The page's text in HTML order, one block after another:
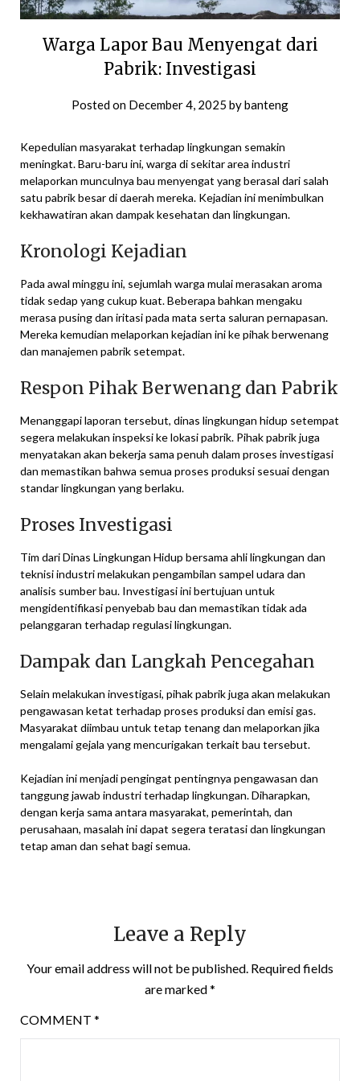
Warga Lapor Bau Menyengat dari
Pabrik: Investigasi
Posted on December 4, 2025 bybanteng
Kepedulian masyarakat terhadap lingkungan semakin
meningkat. Baru-baru ini, warga di sekitar area industri
melaporkan munculnya bau menyengat yang berasal dari salah
satu pabrik besar di daerah mereka. Kejadian ini menimbulkan
kekhawatiran akan dampak kesehatan dan lingkungan.
Kronologi Kejadian
Pada awal minggu ini, sejumlah warga mulai merasakan aroma
tidak sedap yang cukup kuat. Beberapa bahkan mengaku
merasa pusing dan iritasi pada mata serta saluran pernapasan.
Mereka kemudian melaporkan kejadian ini ke pihak berwenang
dan manajemen pabrik setempat.
Respon Pihak Berwenang dan Pabrik
Menanggapi laporan tersebut, dinas lingkungan hidup setempat
segera melakukan inspeksi ke lokasi pabrik. Pihak pabrik juga
menyatakan akan bekerja sama penuh dalam proses investigasi
dan memastikan bahwa semua proses produksi sesuai dengan
standar lingkungan yang berlaku.
Proses Investigasi
Tim dari Dinas Lingkungan Hidup bersama ahli lingkungan dan
teknisi industri melakukan pengambilan sampel udara dan
analisis sumber bau. Investigasi ini bertujuan untuk
mengidentifikasi penyebab bau dan memastikan tidak ada
pelanggaran terhadap regulasi lingkungan.
Dampak dan Langkah Pencegahan
Selain melakukan investigasi, pihak pabrik juga akan melakukan
pengawasan ketat terhadap proses produksi dan emisi gas.
Masyarakat diimbau untuk tetap tenang dan melaporkan jika
mengalami gejala yang mencurigakan terkait bau tersebut.
Kejadian ini menjadi pengingat pentingnya pengawasan dan
tanggung jawab industri terhadap lingkungan. Diharapkan,
dengan kerja sama antara masyarakat, pemerintah, dan
perusahaan, masalah ini dapat segera teratasi dan lingkungan
tetap aman dan sehat bagi semua.
Leave a Reply
Your email address will not be published. Required fields
are marked*
COMMENT *